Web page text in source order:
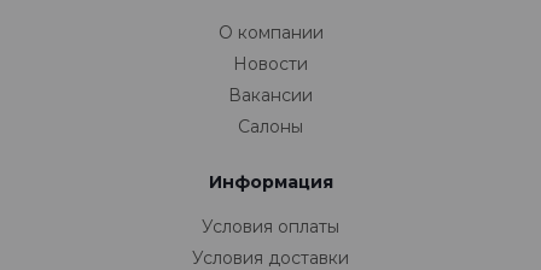
О компании
Новости
Вакансии
Салоны
Информация
Условия оплаты
Условия доставки